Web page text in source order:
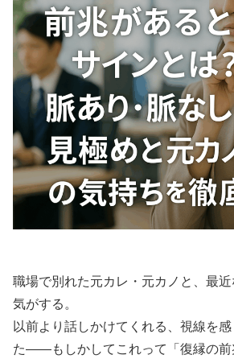
職場で別れた元カレ・元カノと、最
気がする。
以前より話しかけてくれる、視線を
た――もしかしてこれって「復縁の前